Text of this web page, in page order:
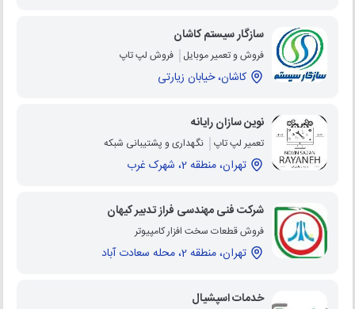
سازگار سیستم کاشان
فروش و تعمیر موبایل فروش لپ تاپ
کاشان، خیابان زیارتی
نوین سازان رایانه
تعمیر لپ تاپ نگهداری و پشتیبانی شبکه
تهران، منطقه 2، شهرک غرب
شرکت فنی مهندسی فراز تدبیر کیهان
فروش قطعات سخت افزار کامپیوتر
تهران، منطقه 2، محله سعادت آباد
خدمات اسپشیال